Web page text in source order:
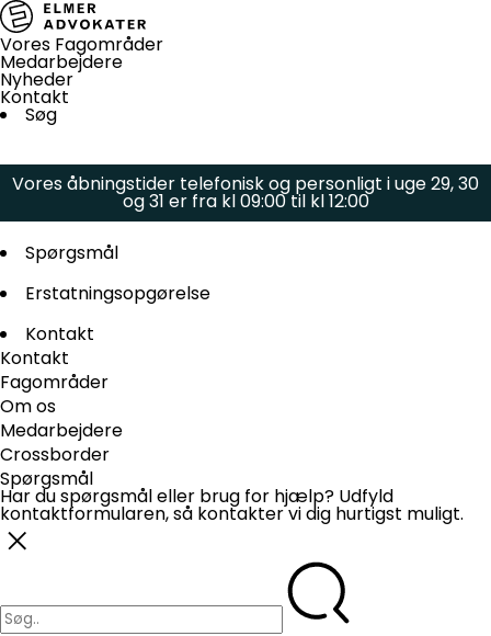
Vores Fagområder
Medarbejdere
Nyheder
Kontakt
Søg
Vores åbningstider telefonisk og personligt i uge 29, 30
og 31 er fra kl 09:00 til kl 12:00
Spørgsmål
Erstatningsopgørelse
Kontakt
Kontakt
Fagområder
Om os
Medarbejdere
Crossborder
Spørgsmål
Har du spørgsmål eller brug for hjælp? Udfyld
kontaktformularen, så kontakter vi dig hurtigst muligt.